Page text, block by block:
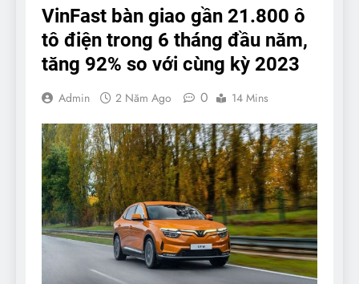
VinFast bàn giao gần 21.800 ô
tô điện trong 6 tháng đầu năm,
tăng 92% so với cùng kỳ 2023
Admin 2 Năm Ago 0 14 Mins